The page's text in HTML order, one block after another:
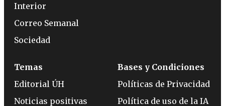
Interior
Correo Semanal
Sociedad
Temas
Editorial ÚH
Noticias positivas
Bases y Condiciones
Políticas de Privacidad
Política de uso de la IA